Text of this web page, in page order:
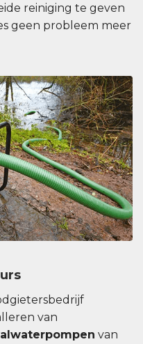
reiniging te geven
geen probleem meer
van
van